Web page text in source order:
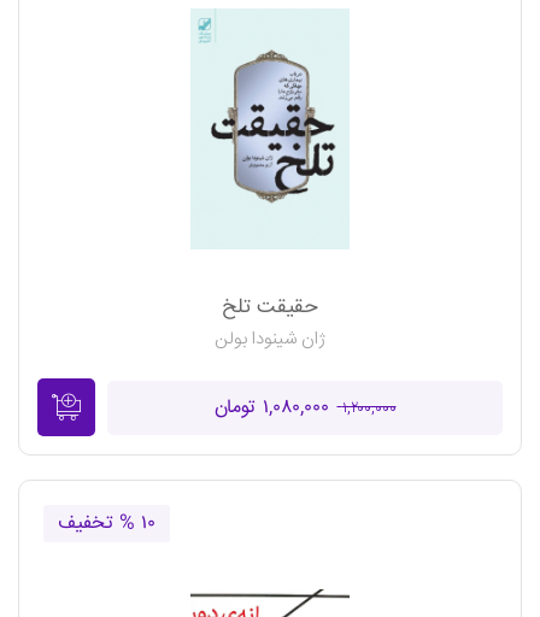
حقیقت تلخ
ژان شینودا بولن
۱,۲۰۰,۰۰۰ ۱,۰۸۰,۰۰۰ تومان
۱۰ % تخفیف